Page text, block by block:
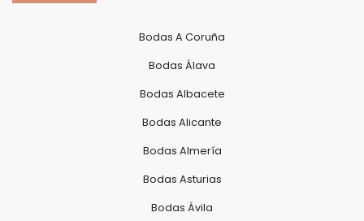
Bodas A Coruña
Bodas Álava
Bodas Albacete
Bodas Alicante
Bodas Almería
Bodas Asturias
Bodas Ávila